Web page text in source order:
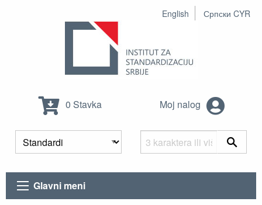
English Српски CYR
0 Stavka Moj nalog
Glavni meni